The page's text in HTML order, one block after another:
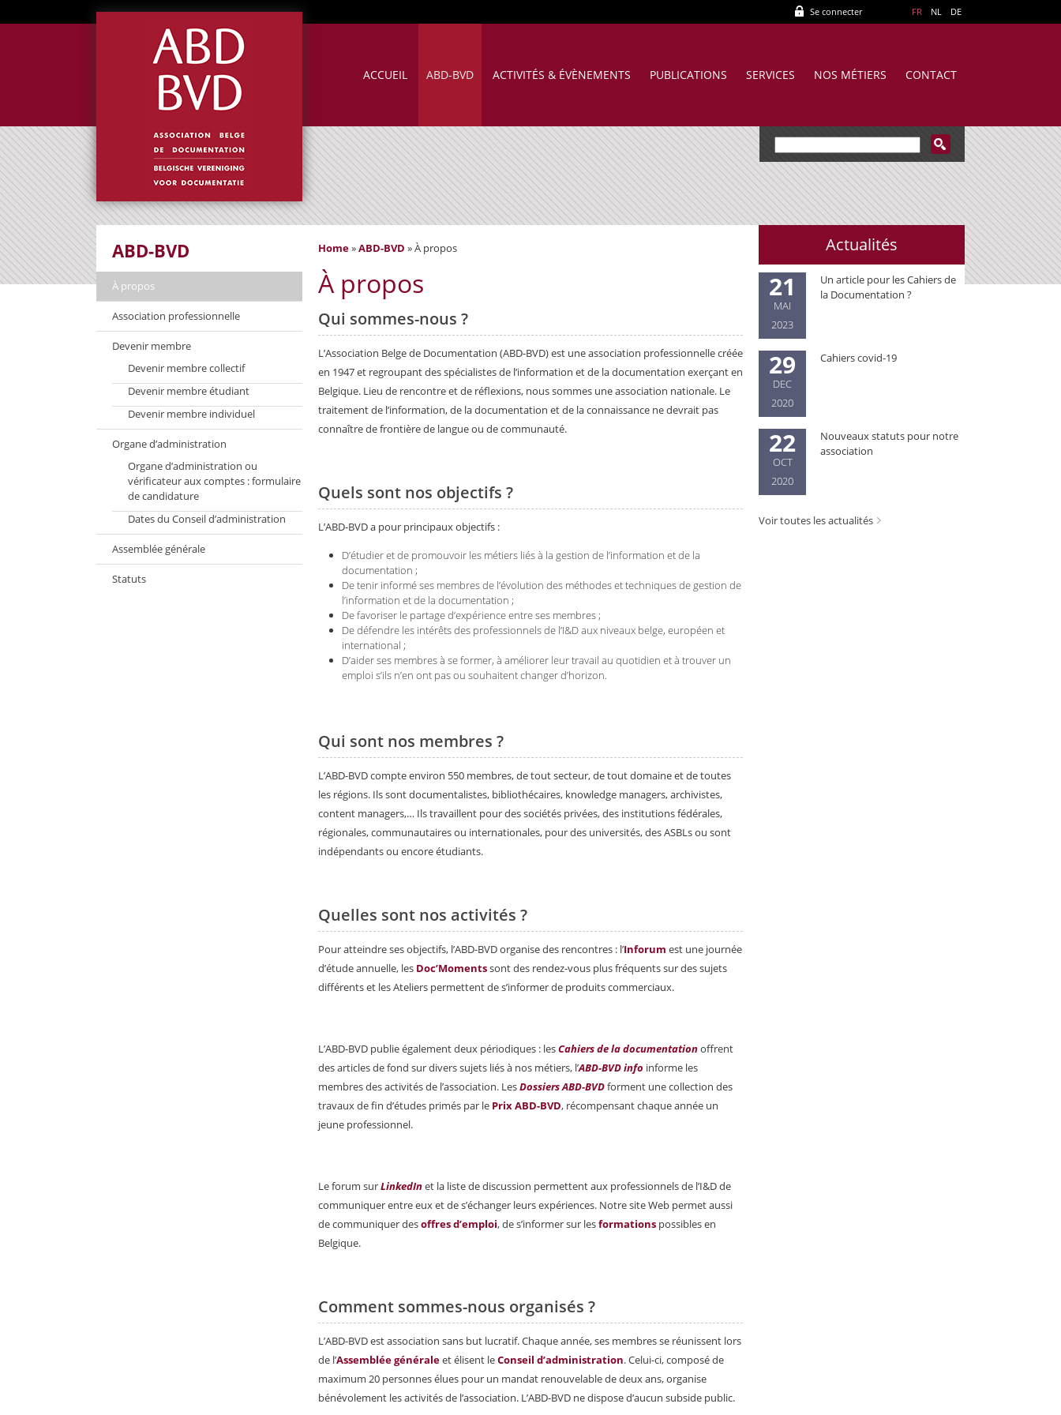
Se connecter FR NL DE
ACCUEIL ABD-BVD ACTIVITÉS & ÉVÈNEMENTS PUBLICATIONS SERVICES NOS MÉTIERS CONTACT
ABD-BVD
À propos
Association professionnelle
Devenir membre
Devenir membre collectif
Devenir membre étudiant
Devenir membre individuel
Organe d’administration
Organe d’administration ou
vérificateur aux comptes : formulaire
de candidature
Dates du Conseil d’administration
Assemblée générale
Statuts
Home»ABD-BVD »À propos
À propos
Qui sommes-nous ?
L’Association Belge de Documentation (ABD-BVD) est une association professionnelle créée
en 1947 et regroupant des spécialistes de l’information et de la documentation exerçant en
Belgique. Lieu de rencontre et de réflexions, nous sommes une association nationale. Le
traitement de l’information, de la documentation et de la connaissance ne devrait pas
connaître de frontière de langue ou de communauté.
Quels sont nos objectifs ?
L’ABD-BVD a pour principaux objectifs :
D’étudier et de promouvoir les métiers liés à la gestion de l’information et de la
documentation ;
De tenir informé ses membres de l’évolution des méthodes et techniques de gestion de
l’information et de la documentation ;
De favoriser le partage d’expérience entre ses membres ;
De défendre les intérêts des professionnels de l’I&D aux niveaux belge, européen et
international ;
D’aider ses membres à se former, à améliorer leur travail au quotidien et à trouver un
emploi s’ils n’en ont pas ou souhaitent changer d’horizon.
Qui sont nos membres ?
L’ABD-BVD compte environ 550 membres, de tout secteur, de tout domaine et de toutes
les régions. Ils sont documentalistes, bibliothécaires, knowledge managers, archivistes,
content managers,… Ils travaillent pour des sociétés privées, des institutions fédérales,
régionales, communautaires ou internationales, pour des universités, des ASBLs ou sont
indépendants ou encore étudiants.
Quelles sont nos activités ?
Pour atteindre ses objectifs, l’ABD-BVD organise des rencontres : l’Inforum est une journée
d’étude annuelle, les Doc’Momentssont des rendez-vous plus fréquents sur des sujets
différents et les Ateliers permettent de s’informer de produits commerciaux.
L’ABD-BVD publie également deux périodiques : lesCahiers de la documentationoffrent
des articles de fond sur divers sujets liés à nos métiers, l’ABD-BVD info informe les
membres des activités de l’association. LesDossiers ABD-BVDforment une collection des
travaux de fin d’études primés par le Prix ABD-BVD, récompensant chaque année un
jeune professionnel.
Le forum surLinkedInet la liste de discussion permettent aux professionnels de l’I&D de
communiquer entre eux et de s’échanger leurs expériences. Notre site Web permet aussi
de communiquer desoffres d’emploi, de s’informer sur lesformations possibles en
Belgique.
Comment sommes-nous organisés ?
L’ABD-BVD est association sans but lucratif. Chaque année, ses membres se réunissent lors
de l’Assemblée généraleet élisent leConseil d’administration. Celui-ci, composé de
maximum 20 personnes élues pour un mandat renouvelable de deux ans, organise
bénévolement les activités de l’association. L’ABD-BVD ne dispose d’aucun subside public.
Actualités
21
MAI
2023
Un article pour les Cahiers de
la Documentation ?
29
DEC
2020
Cahiers covid-19
22
OCT
2020
Nouveaux statuts pour notre
association
Voir toutes les actualités